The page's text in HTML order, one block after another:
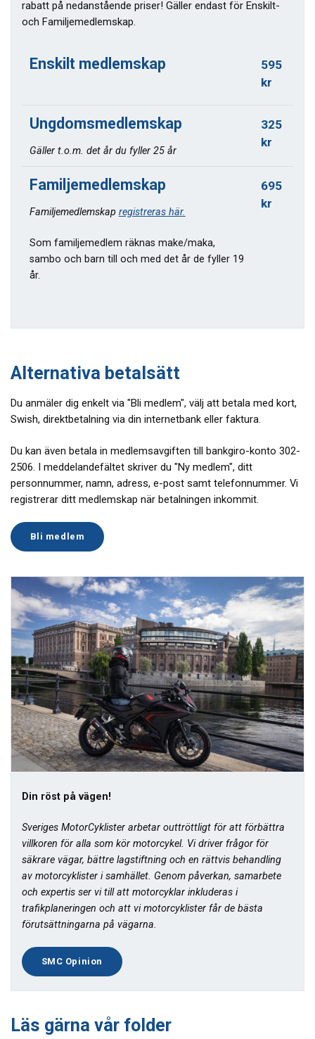
rabatt på nedanstående priser! Gäller endast för Enskilt-
och Familjemedlemskap.
Enskilt medlemskap
595
kr
Ungdomsmedlemskap
Gäller t.o.m. det år du fyller 25 år
325
kr
Familjemedlemskap
Familjemedlemskap registreras här.
Som familjemedlem räknas make/maka,
sambo och barn till och med det år de fyller 19
år.
695
kr
Alternativa betalsätt
Du anmäler dig enkelt via "Bli medlem", välj att betala med kort,
Swish, direktbetalning via din internetbank eller faktura.
Du kan även betala in medlemsavgiften till bankgiro-konto 302-
2506. I meddelandefältet skriver du "Ny medlem", ditt
personnummer, namn, adress, e-post samt telefonnummer. Vi
registrerar ditt medlemskap när betalningen inkommit.
Bli medlem
Din röst på vägen!
Sveriges MotorCyklister arbetar outtröttligt för att förbättra
villkoren för alla som kör motorcykel. Vi driver frågor för
säkrare vägar, bättre lagstiftning och en rättvis behandling
av motorcyklister i samhället. Genom påverkan, samarbete
och expertis ser vi till att motorcyklar inkluderas i
trafikplaneringen och att vi motorcyklister får de bästa
förutsättningarna på vägarna.
SMC Opinion
Läs gärna vår folder